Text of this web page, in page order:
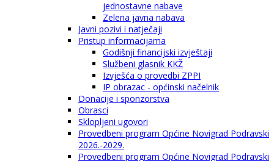
jednostavne nabave
Zelena javna nabava
Javni pozivi i natječaji
Pristup informacijama
Godišnji financijski izvještaji
Službeni glasnik KKŽ
Izvješća o provedbi ZPPI
IP obrazac - općinski načelnik
Donacije i sponzorstva
Obrasci
Sklopljeni ugovori
Provedbeni program Općine Novigrad Podravski
2026.-2029.
Provedbeni program Općine Novigrad Podravski